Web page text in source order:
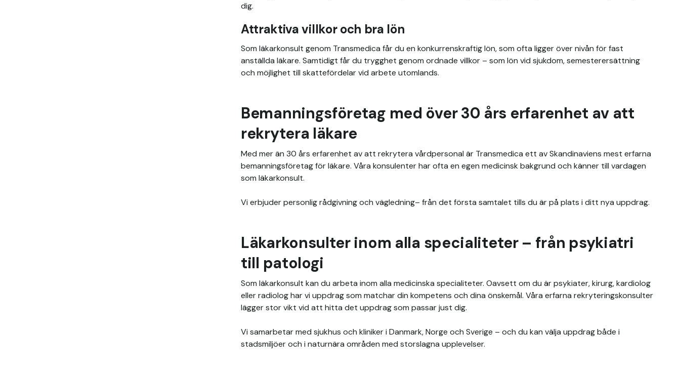
dig.
Attraktiva villkor och bra lön
Som läkarkonsult genom Transmedica får du en konkurrenskraftig lön, som ofta ligger över nivån för fast
anställda läkare. Samtidigt får du trygghet genom ordnade villkor – som lön vid sjukdom, semesterersättning
och möjlighet till skattefördelar vid arbete utomlands.
Bemanningsföretag med över 30 års erfarenhet av att
rekrytera läkare
Med mer än 30 års erfarenhet av att rekrytera vårdpersonal är Transmedica ett av Skandinaviens mest erfarna
bemanningsföretag för läkare. Våra konsulenter har ofta en egen medicinsk bakgrund och känner till vardagen
som läkarkonsult.
Vi erbjuder personlig rådgivning och vägledning– från det första samtalet tills du är på plats i ditt nya uppdrag.
Läkarkonsulter inom alla specialiteter – från psykiatri
till patologi
Som läkarkonsult kan du arbeta inom alla medicinska specialiteter. Oavsett om du är psykiater, kirurg, kardiolog
eller radiolog har vi uppdrag som matchar din kompetens och dina önskemål. Våra erfarna rekryteringskonsulter
lägger stor vikt vid att hitta det uppdrag som passar just dig.
Vi samarbetar med sjukhus och kliniker i Danmark, Norge och Sverige – och du kan välja uppdrag både i
stadsmiljöer och i naturnära områden med storslagna upplevelser.